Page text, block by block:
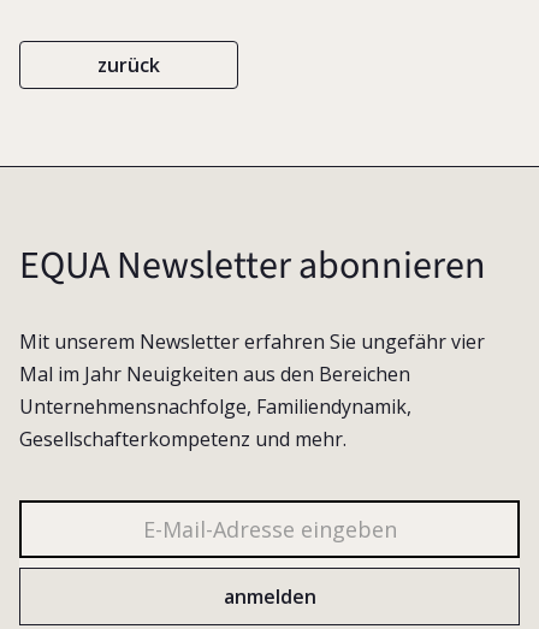
zurück
EQUA Newsletter abonnieren
Mit unserem Newsletter erfahren Sie ungefähr vier
Mal im Jahr Neuigkeiten aus den Bereichen
Unternehmensnachfolge, Familiendynamik,
Gesellschafterkompetenz und mehr.